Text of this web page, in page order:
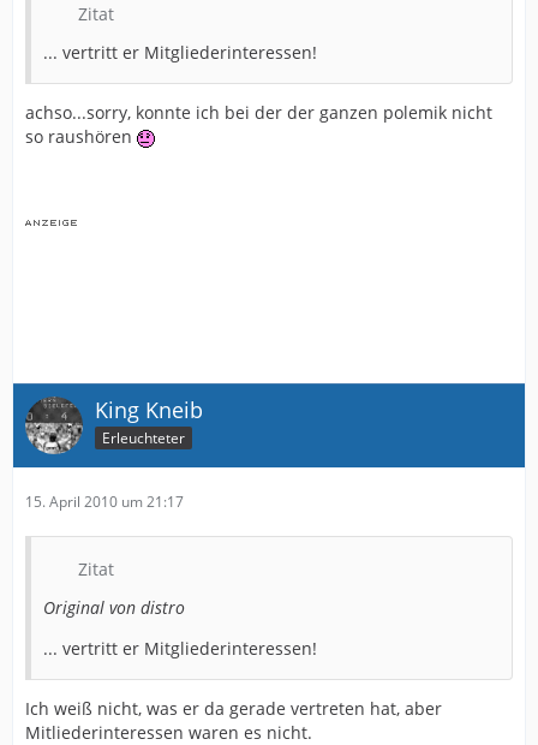
Zitat
... vertritt er Mitgliederinteressen!
achso...sorry, konnte ich bei der der ganzen polemik nicht
so raushören
King Kneib
Erleuchteter
15. April 2010 um 21:17
Zitat
Original von distro
... vertritt er Mitgliederinteressen!
Ich weiß nicht, was er da gerade vertreten hat, aber
Mitliederinteressen waren es nicht.